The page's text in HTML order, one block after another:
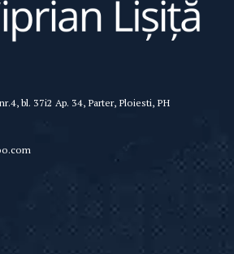
bl. 37i2 Ap. 34, Parter, Ploiesti, PH